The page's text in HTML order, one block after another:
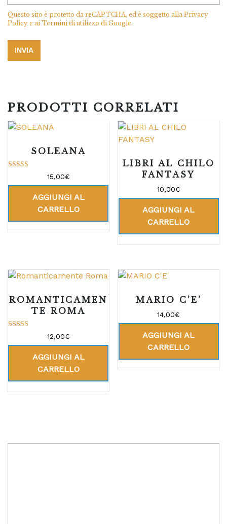
Questo sito è protetto da reCAPTCHA, ed è soggetto allaPrivacy
Policy e aiTermini di utilizzo di Google.
PRODOTTI CORRELATI
SOLEANA
su 5
15,00€
AGGIUNGI AL
CARRELLO
LIBRI AL CHILO
FANTASY
10,00€
AGGIUNGI AL
CARRELLO
ROMANTICAMEN
TE ROMA
su 5
12,00€
AGGIUNGI AL
CARRELLO
MARIO C’E’
14,00€
AGGIUNGI AL
CARRELLO